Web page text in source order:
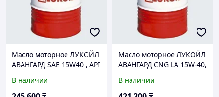
Масло моторное ЛУКОЙЛ
АВАНГАРД SAE 15W40 , API
В наличии
Масло моторное ЛУКОЙЛ
АВАНГАРД CNG LA 15W-40,
В наличии